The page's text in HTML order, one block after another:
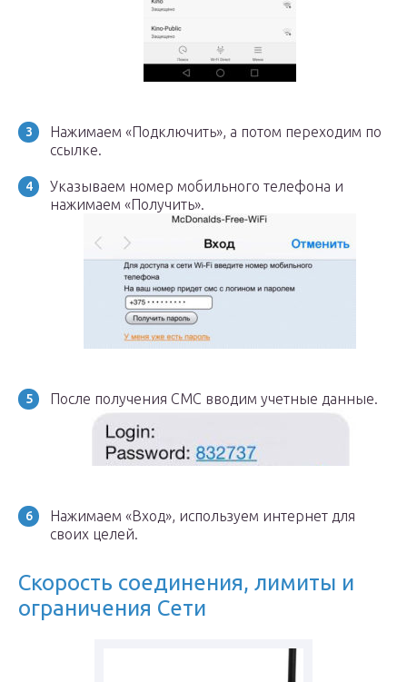
Нажимаем «Подключить», а потом переходим по
ссылке.
Указываем номер мобильного телефона и
нажимаем «Получить».
После получения СМС вводим учетные данные.
Нажимаем «Вход», используем интернет для
своих целей.
Скорость соединения, лимиты и
ограничения Сети